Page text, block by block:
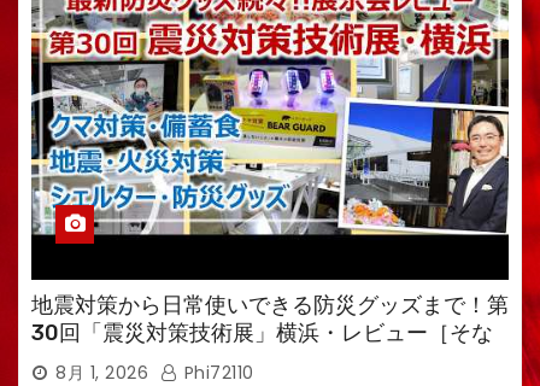
地震対策から日常使いできる防災グッズまで！第
30回「震災対策技術展」横浜・レビュー［そな
えるTV・高荷智也］
8月 1, 2026 Phi72110